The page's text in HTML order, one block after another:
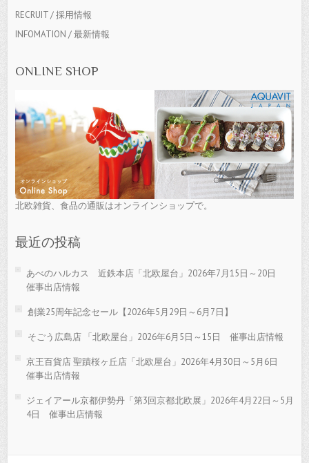
RECRUIT / 採用情報
INFOMATION / 最新情報
ONLINE SHOP
北欧雑貨、食品の通販はオンラインショップで。
最近の投稿
あべのハルカス 近鉄本店「北欧屋台」2026年7月15日～20日
催事出店情報
創業25周年記念セール【2026年5月29日～6月7日】
そごう広島店 「北欧屋台」2026年6月5日～15日 催事出店情報
京王百貨店 聖蹟桜ヶ丘店「北欧屋台」2026年4月30日～5月6日
催事出店情報
ジェイアール京都伊勢丹「第3回京都北欧展」2026年4月22日～5月
4日 催事出店情報